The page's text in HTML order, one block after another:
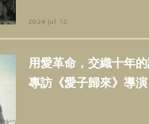
2024 Jul 12
用愛革命，交織十年
專訪《愛子歸來》導